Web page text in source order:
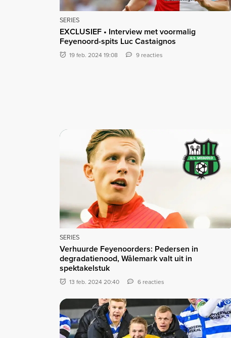
SERIES
EXCLUSIEF • Interview met voormalig
Feyenoord-spits Luc Castaignos
19 feb. 2024 19:08 9 reacties
SERIES
Verhuurde Feyenoorders: Pedersen in
degradatienood, Wålemark valt uit in
spektakelstuk
13 feb. 2024 20:40 6 reacties